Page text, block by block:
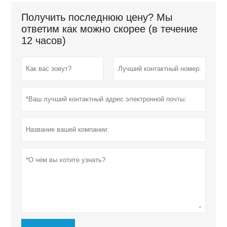
Получить последнюю цену? Мы
ответим как можно скорее (в течение
12 часов)